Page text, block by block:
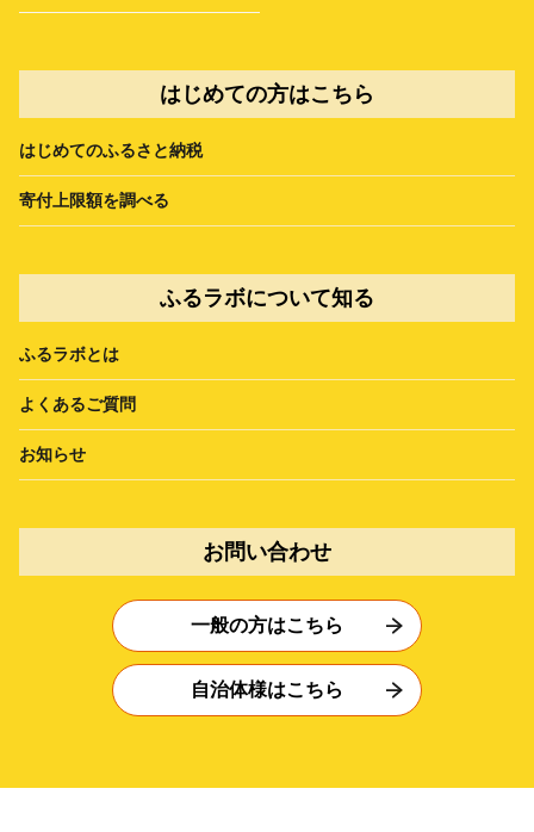
はじめての方はこちら
はじめてのふるさと納税
寄付上限額を調べる
ふるラボについて知る
ふるラボとは
よくあるご質問
お知らせ
お問い合わせ
一般の方はこちら
自治体様はこちら